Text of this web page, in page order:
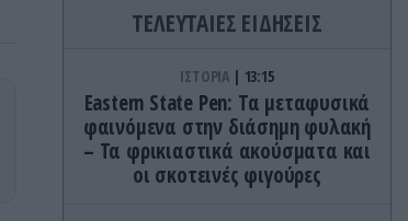
ΤΕΛΕΥΤΑΙΕΣ ΕΙΔΗΣΕΙΣ
ΙΣΤΟΡΙΑ 13:15
Eastern State Pen: Τα μεταφυσικά
φαινόμενα στην διάσημη φυλακή
– Τα φρικιαστικά ακούσματα και
οι σκοτεινές φιγούρες